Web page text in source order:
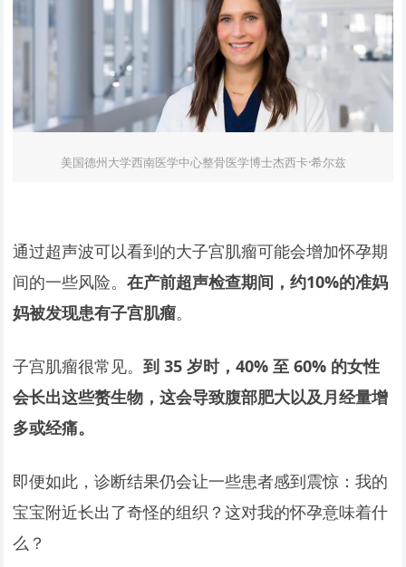
美国德州大学西南医学中心整骨医学博士杰西卡·希尔兹
通过超声波可以看到的大子宫肌瘤可能会增加怀孕期
间的一些风险。在产前超声检查期间，约10%的准妈
妈被发现患有子宫肌瘤。
子宫肌瘤很常见。到 35 岁时，40% 至 60% 的女性
会长出这些赘生物，这会导致腹部肥大以及月经量增
多或经痛。
即便如此，诊断结果仍会让一些患者感到震惊：我的
宝宝附近长出了奇怪的组织？这对我的怀孕意味着什
么？